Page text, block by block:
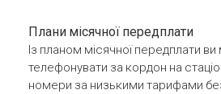
Плани місячної передплати
Із планом місячної передплати
телефонувати за кордон на
номери за низькими тарифами